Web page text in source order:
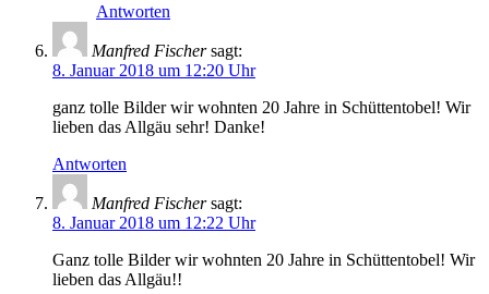
Antworten
Manfred Fischer sagt:
8. Januar 2018 um 12:20 Uhr
ganz tolle Bilder wir wohnten 20 Jahre in Schüttentobel! Wir
lieben das Allgäu sehr! Danke!
Antworten
Manfred Fischer sagt:
8. Januar 2018 um 12:22 Uhr
Ganz tolle Bilder wir wohnten 20 Jahre in Schüttentobel! Wir
lieben das Allgäu!!